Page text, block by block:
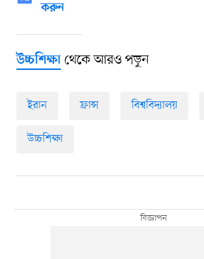
করুন
উচ্চশিক্ষাথেকে আরও পড়ুন
ইরান ফ্রান্স বিশ্ববিদ্যালয়
উচ্চশিক্ষা